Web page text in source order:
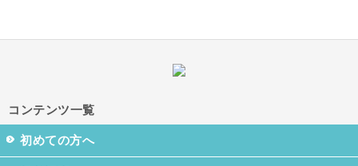
コンテンツ一覧
初めての方へ